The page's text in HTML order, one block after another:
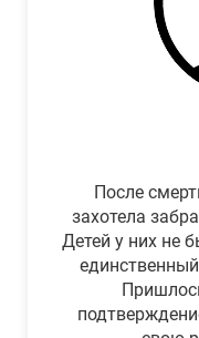
После
захотела
Детей у них не